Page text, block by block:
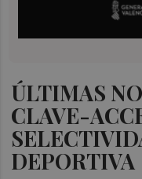
ÚLTIMAS
CLAVE-
DEPORTIVA